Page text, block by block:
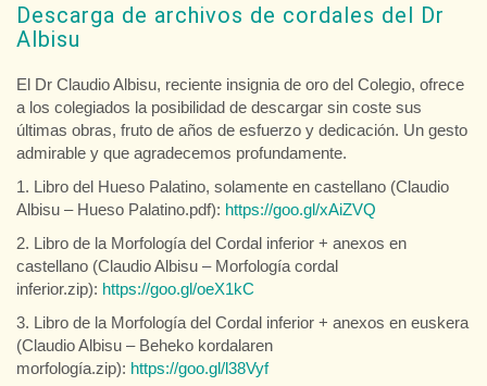
Descarga de archivos de cordales del Dr
Albisu
El Dr Claudio Albisu, reciente insignia de oro del Colegio, ofrece
a los colegiados la posibilidad de descargar sin coste sus
últimas obras, fruto de años de esfuerzo y dedicación. Un gesto
admirable y que agradecemos profundamente.
1. Libro del Hueso Palatino, solamente en castellano (Claudio
Albisu – Hueso Palatino.pdf): https://goo.gl/xAiZVQ
2. Libro de la Morfología del Cordal inferior + anexos en
castellano (Claudio Albisu – Morfología cordal
inferior.zip): https://goo.gl/oeX1kC
3. Libro de la Morfología del Cordal inferior + anexos en euskera
(Claudio Albisu – Beheko kordalaren
morfología.zip): https://goo.gl/l38Vyf